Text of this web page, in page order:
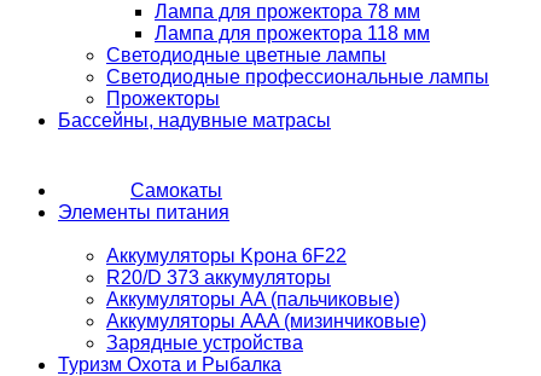
Лампа для прожектора 78 мм
Лампа для прожектора 118 мм
Светодиодные цветные лампы
Светодиодные профессиональные лампы
Прожекторы
Бассейны, надувные матрасы
Самокаты
Элементы питания
Аккумуляторы Kрона 6F22
R20/D 373 аккумуляторы
Аккумуляторы AA (пальчиковые)
Аккумуляторы AAA (мизинчиковые)
Зарядные устройства
Туризм Охота и Рыбалка